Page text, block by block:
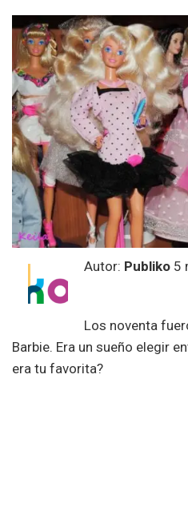
Autor: Publiko 5
Los noventa
Barbie. Era un sueño elegir
era tu favorita?